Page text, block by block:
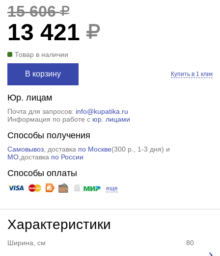
15 606
13 421
Товар в наличии
В корзину Купить в 1 клик
Юр. лицам
Почта для запросов: info@kupatika.ru
Информация по работе с юр. лицами
Способы получения
Самовывоз, доставка по Москве(300 р.
, 1-3 дня) и
МО,доставка по России
Способы оплаты
еще
Характеристики
Ширина, см 80